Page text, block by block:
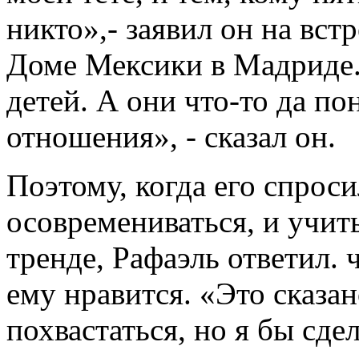
никто»,- заявил он на
Доме Мексики в
детей. А они что-то да
отношения», - сказал он.
Поэтому, когда его
осовремениваться, и
тренде, Рафаэль ответил.
ему нравится. «Это
похвастаться, но я бы